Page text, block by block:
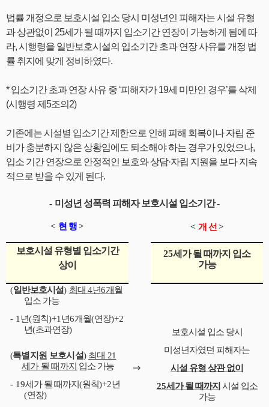
법률 개정으로 보호시설 입소 당시 미성년인 피해자는 시설 유형
과 상관없이 25세가 될 때까지 입소기간 연장이 가능하게 됨에 따
라, 시행령을 일반보호시설의 입소기간 초과 연장 사유를 개정 법
률 취지에 맞게 정비하였다.
* 입소기간 초과 연장 사유 중 ‘피해자가 19세 미만인 경우’를 삭제
(시행령 제5조의2)
기존에는 시설별 입소기간 제한으로 인해 피해 회복이나 자립 준
비가 충분하지 않은 상황임에도 퇴소해야 하는 경우가 있었으나,
입소 기간 연장으로 안정적인 보호와 상담·자립 지원을 보다 지속
적으로 받을 수 있게 된다.
- 미성년 성폭력 피해자 보호시설 입소기간-
< 현 행> < 개 선 >
보호시설 유형별 입소기간
상이
⇒
25세가 될 때까지 입소
가능
(일반보호시설) 최대 4년6개월
입소 가능
- 1 년(원칙)+1 년6개월(연장)+2
년(초과연장)
(특별지원 보호시설) 최대 21
세가 될 때까지 입소 가능
- 19세가 될 때까지 (원칙)+2년
(연장)
보호시설 입소 당시
미성년자였던 피해자는
시설 유형 상관 없이
25세가 될 때까지 시설 입소
가능